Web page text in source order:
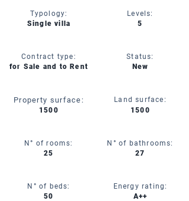
Typology:
Single villa
Contract type:
for Sale and to Rent
Property surface:
1500
N° of rooms:
25
N° of beds:
50
Levels:
5
Status:
New
Land surface:
1500
N° of bathrooms:
27
Energy rating:
A++